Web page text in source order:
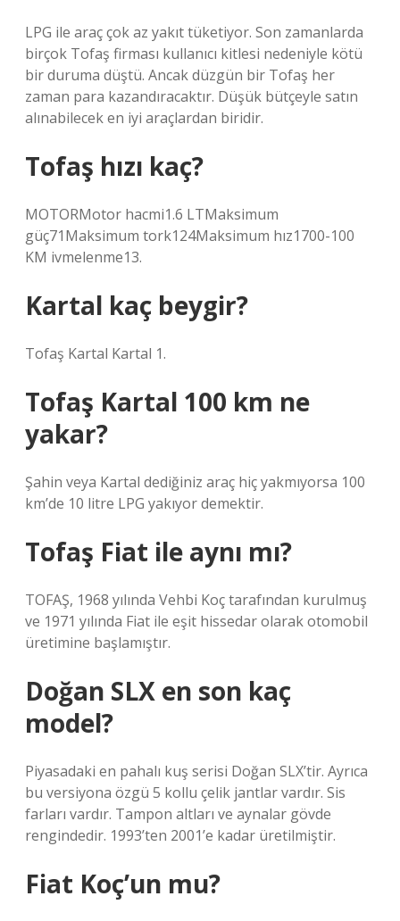
LPG ile araç çok az yakıt tüketiyor. Son zamanlarda
birçok Tofaş firması kullanıcı kitlesi nedeniyle kötü
bir duruma düştü. Ancak düzgün bir Tofaş her
zaman para kazandıracaktır. Düşük bütçeyle satın
alınabilecek en iyi araçlardan biridir.
Tofaş hızı kaç?
MOTORMotor hacmi1.6 LTMaksimum
güç71Maksimum tork124Maksimum hız1700-100
KM ivmelenme13.
Kartal kaç beygir?
Tofaş Kartal Kartal 1.
Tofaş Kartal 100 km ne
yakar?
Şahin veya Kartal dediğiniz araç hiç yakmıyorsa 100
km’de 10 litre LPG yakıyor demektir.
Tofaş Fiat ile aynı mı?
TOFAŞ, 1968 yılında Vehbi Koç tarafından kurulmuş
ve 1971 yılında Fiat ile eşit hissedar olarak otomobil
üretimine başlamıştır.
Doğan SLX en son kaç
model?
Piyasadaki en pahalı kuş serisi Doğan SLX’tir. Ayrıca
bu versiyona özgü 5 kollu çelik jantlar vardır. Sis
farları vardır. Tampon altları ve aynalar gövde
rengindedir. 1993’ten 2001’e kadar üretilmiştir.
Fiat Koç’un mu?